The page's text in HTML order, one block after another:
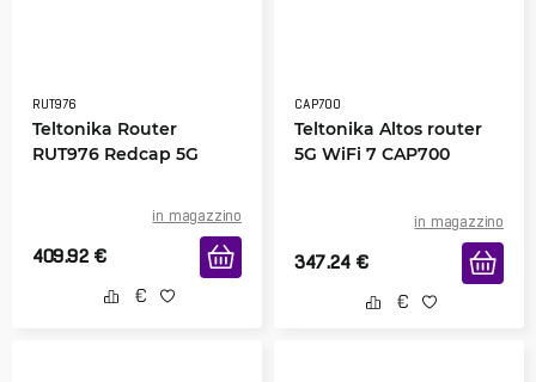
RUT976
Teltonika Router
RUT976 Redcap 5G
in magazzino
409.92 €
CAP700
Teltonika Altos router
5G WiFi 7 CAP700
in magazzino
347.24 €